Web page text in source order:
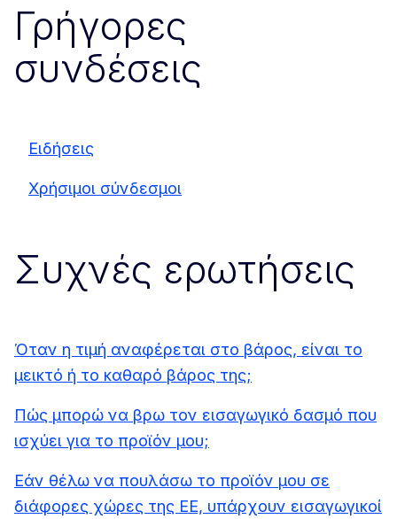
Γρήγορες
συνδέσεις
Ειδήσεις
Χρήσιμοι σύνδεσμοι
Συχνές ερωτήσεις
Όταν η τιμή αναφέρεται στο βάρος, είναι το
μεικτό ή το καθαρό βάρος της;
Πώς μπορώ να βρω τον εισαγωγικό δασμό που
ισχύει για το προϊόν μου;
Εάν θέλω να πουλάσω το προϊόν μου σε
διάφορες χώρες της ΕΕ, υπάρχουν εισαγωγικοί